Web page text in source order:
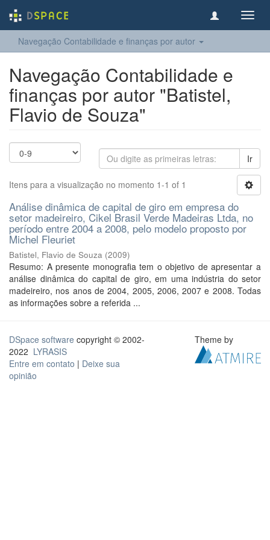
Navegação Contabilidade e finanças por autor
Navegação Contabilidade e
finanças por autor "Batistel,
Flavio de Souza"
Ir
Itens para a visualização no momento 1-1 of 1
Análise dinâmica de capital de giro em empresa do
setor madeireiro, Cikel Brasil Verde Madeiras Ltda, no
período entre 2004 a 2008, pelo modelo proposto por
Michel Fleuriet
Batistel, Flavio de Souza (2009)
Resumo: A presente monografia tem o objetivo de apresentar a
análise dinâmica do capital de giro, em uma indústria do setor
madeireiro, nos anos de 2004, 2005, 2006, 2007 e 2008. Todas
as informações sobre a referida ...
DSpace software copyright © 2002-
2022 LYRASIS
Entre em contato | Deixe sua
opinião
Theme by